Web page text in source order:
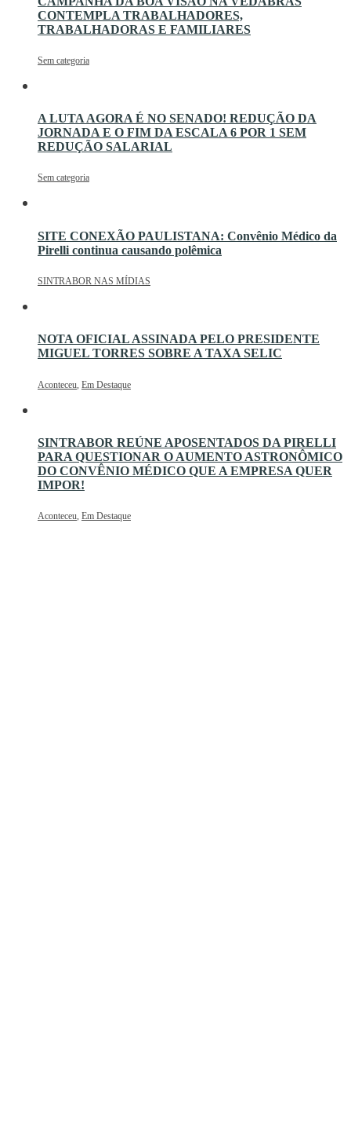
CONTEMPLA TRABALHADORES,
TRABALHADORAS E FAMILIARES
Sem categoria
A LUTA AGORA É NO SENADO! REDUÇÃO DA
JORNADA E O FIM DA ESCALA 6 POR 1 SEM
REDUÇÃO SALARIAL
Sem categoria
SITE CONEXÃO PAULISTANA: Convênio Médico da
Pirelli continua causando polêmica
SINTRABOR NAS MÍDIAS
NOTA OFICIAL ASSINADA PELO PRESIDENTE
MIGUEL TORRES SOBRE A TAXA SELIC
Aconteceu Em Destaque
SINTRABOR REÚNE APOSENTADOS DA PIRELLI
PARA QUESTIONAR O AUMENTO ASTRONÔMICO
DO CONVÊNIO MÉDICO QUE A EMPRESA QUER
IMPOR!
Aconteceu, Em Destaque